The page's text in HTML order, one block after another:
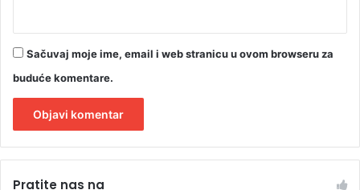
Sačuvaj moje ime, email i web stranicu u ovom browseru za
buduće komentare.
Pratite nas na